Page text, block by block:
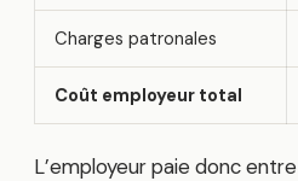
Charges patronales
Coût employeur total
L’employeur paie donc entre